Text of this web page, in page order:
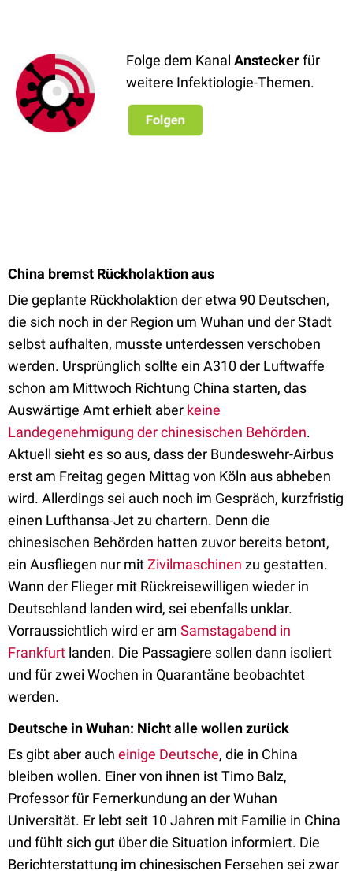
Folge dem Kanal Ansteckerfür
weitere Infektiologie-Themen.
China bremst Rückholaktion aus
Die geplante Rückholaktion der etwa 90 Deutschen,
die sich noch in der Region um Wuhan und der Stadt
selbst aufhalten, musste unterdessen verschoben
werden. Ursprünglich sollte ein A310 der Luftwaffe
schon am Mittwoch Richtung China starten, das
Auswärtige Amt erhielt aber keine
Landegenehmigung der chinesischen Behörden.
Aktuell sieht es so aus, dass der Bundeswehr-Airbus
erst am Freitag gegen Mittag von Köln aus abheben
wird. Allerdings sei auch noch im Gespräch, kurzfristig
einen Lufthansa-Jet zu chartern. Denn die
chinesischen Behörden hatten zuvor bereits betont,
ein Ausfliegen nur mitZivilmaschinen zu gestatten.
Wann der Flieger mit Rückreisewilligen wieder in
Deutschland landen wird, sei ebenfalls unklar.
Vorraussichtlich wird er am Samstagabend in
Frankfurt landen. Die Passagiere sollen dann isoliert
und für zwei Wochen in Quarantäne beobachtet
werden.
Deutsche in Wuhan: Nicht alle wollen zurück
Es gibt aber auch einige Deutsche, die in China
bleiben wollen. Einer von ihnen ist Timo Balz,
Professor für Fernerkundung an der Wuhan
Universität. Er lebt seit 10 Jahren mit Familie in China
und fühlt sich gut über die Situation informiert. Die
Berichterstattung im chinesischen Fersehen sei zwar